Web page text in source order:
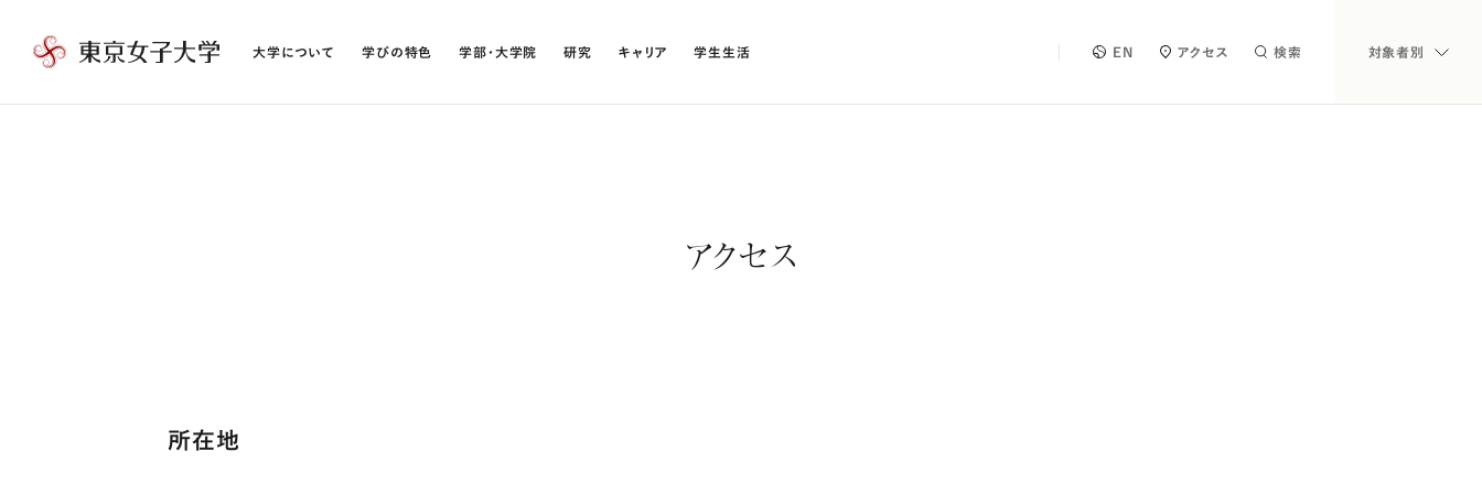
東
大学について 学びの特色 学部・大学院 研究 キャリア 学生生活 EN アクセス 検索 対象者別
アクセス
所在地